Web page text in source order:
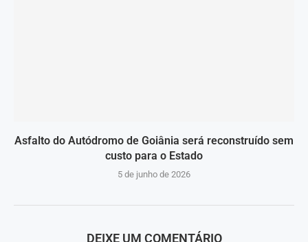
Asfalto do Autódromo de Goiânia será reconstruído sem
custo para o Estado
5 de junho de 2026
DEIXE UM COMENTÁRIO